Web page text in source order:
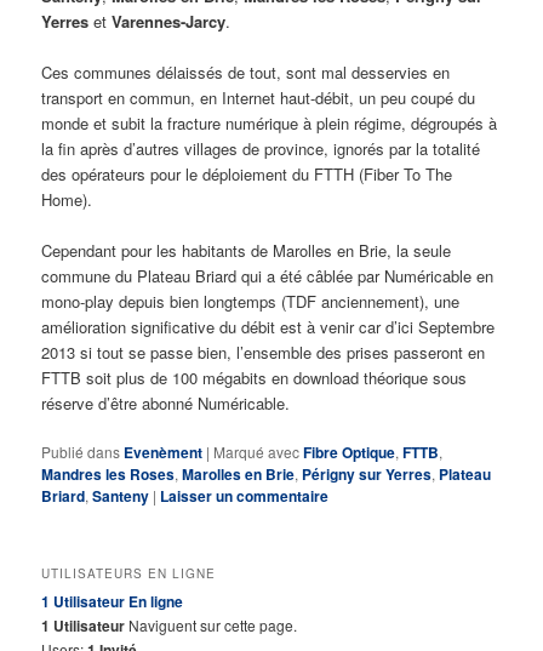
Yerres etVarennes-Jarcy.
Ces communes délaissés de tout, sont mal desservies en
transport en commun, en Internet haut-débit, un peu coupé du
monde et subit la fracture numérique à plein régime, dégroupés à
la fin après d’autres villages de province, ignorés par la totalité
des opérateurs pour le déploiement du FTTH (Fiber To The
Home).
Cependant pour les habitants de Marolles en Brie, la seule
commune du Plateau Briard qui a été câblée par Numéricable en
mono-play depuis bien longtemps (TDF anciennement), une
amélioration significative du débit est à venir car d’ici Septembre
2013 si tout se passe bien, l’ensemble des prises passeront en
FTTB soit plus de 100 mégabits en download théorique sous
réserve d’être abonné Numéricable.
Publié dans Evenèment | Marqué avecFibre Optique,FTTB,
Mandres les Roses,Marolles en Brie, Périgny sur Yerres, Plateau
Briard,Santeny | Laisser un commentaire
UTILISATEURS EN LIGNE
1 Utilisateur En ligne
1 Utilisateur Naviguent sur cette page.